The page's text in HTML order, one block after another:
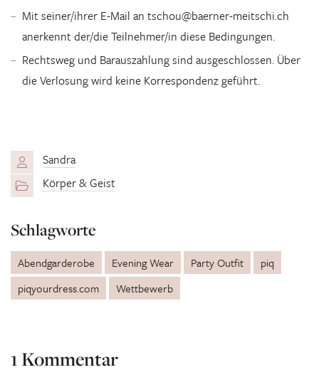
Mit seiner/ihrer E-Mail an tschou@baerner-meitschi.ch
anerkennt der/die Teilnehmer/in diese Bedingungen.
Rechtsweg und Barauszahlung sind ausgeschlossen. Über
die Verlosung wird keine Korrespondenz geführt.
Sandra
Körper & Geist
Schlagworte
Abendgarderobe Evening Wear Party Outfit
piq
piqyourdress.com
Wettbewerb
1 Kommentar